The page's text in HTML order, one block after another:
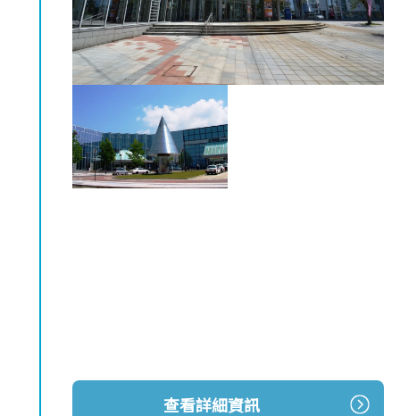
查看詳細資訊